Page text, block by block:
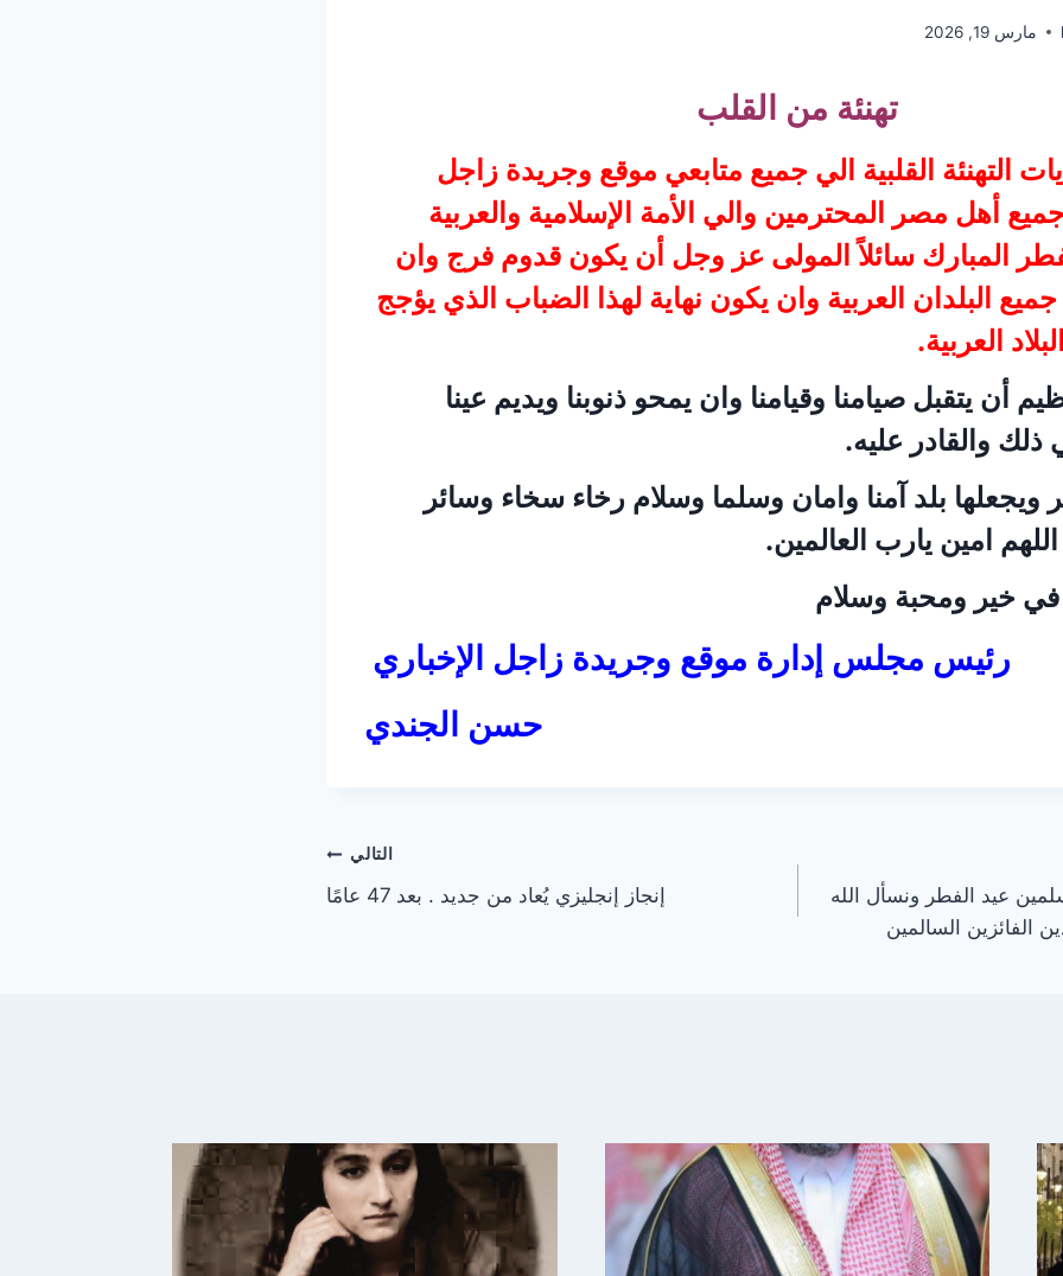
مارس 19, 2026
تهنئة من القلب
التهنئة القلبية الي جميع متابعي موقع وجريدة زاجل
أهل مصر المحترمين والي الأمة الإسلامية والعربية
المبارك سائلاً المولى عز وجل أن يكون قدوم فرج وان
البلدان العربية وان يكون نهاية لهذا الضباب الذي يؤجج
العربية.
أن يتقبل صيامنا وقيامنا وان يمحو ذنوبنا ويديم عينا
ذلك والقادر عليه.
بلد آمنا وامان وسلما وسلام رخاء سخاء وسائر
اللهم امين يارب العالمين.
في خير ومحبة وسلام
رئيس مجلس إدارة موقع وجريدة زاجل الإخباري
حسن الجندي
عيد الفطر ونسأل الله
الفائزين السالمين
التالي
إنجاز إنجليزي يُعاد من جديد . بعد 47 عامًا